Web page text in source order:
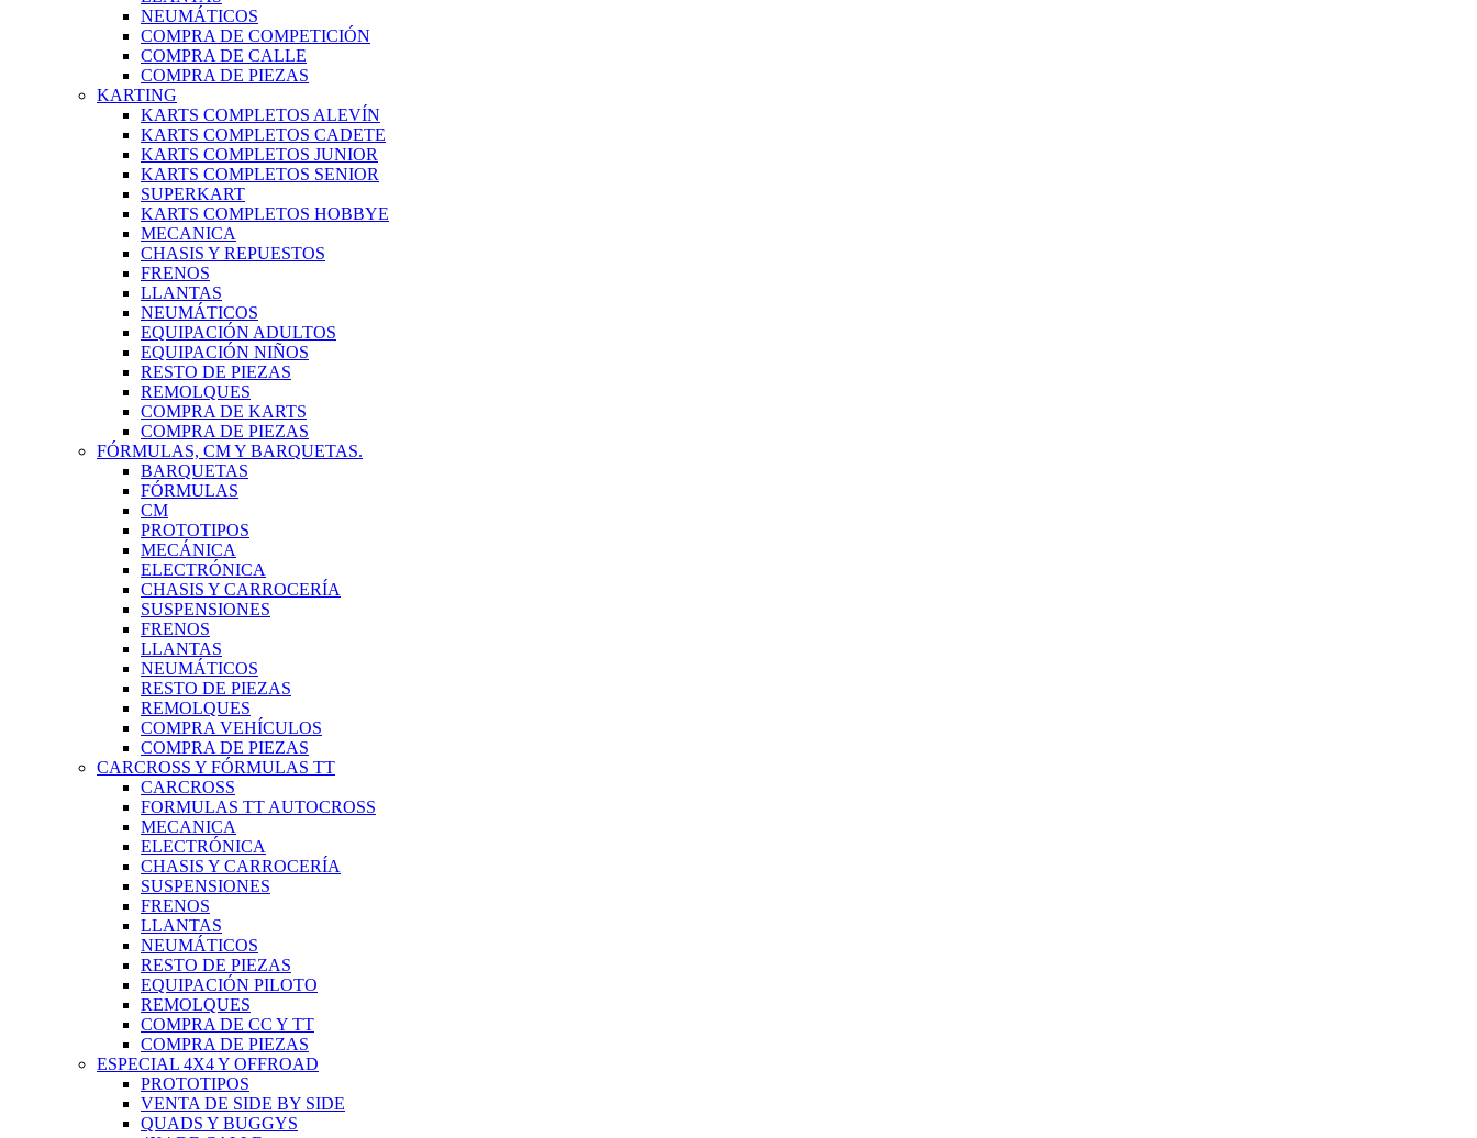
NEUMÁTICOS
COMPRA DE COMPETICIÓN
COMPRA DE CALLE
COMPRA DE PIEZAS
KARTING
KARTS COMPLETOS ALEVÍN
KARTS COMPLETOS CADETE
KARTS COMPLETOS JUNIOR
KARTS COMPLETOS SENIOR
SUPERKART
KARTS COMPLETOS HOBBYE
MECANICA
CHASIS Y REPUESTOS
FRENOS
LLANTAS
NEUMÁTICOS
EQUIPACIÓN ADULTOS
EQUIPACIÓN NIÑOS
RESTO DE PIEZAS
REMOLQUES
COMPRA DE KARTS
COMPRA DE PIEZAS
FÓRMULAS, CM Y BARQUETAS.
BARQUETAS
FÓRMULAS
CM
PROTOTIPOS
MECÁNICA
ELECTRÓNICA
CHASIS Y CARROCERÍA
SUSPENSIONES
FRENOS
LLANTAS
NEUMÁTICOS
RESTO DE PIEZAS
REMOLQUES
COMPRA VEHÍCULOS
COMPRA DE PIEZAS
CARCROSS Y FÓRMULAS TT
CARCROSS
FORMULAS TT AUTOCROSS
MECANICA
ELECTRÓNICA
CHASIS Y CARROCERÍA
SUSPENSIONES
FRENOS
LLANTAS
NEUMÁTICOS
RESTO DE PIEZAS
EQUIPACIÓN PILOTO
REMOLQUES
COMPRA DE CC Y TT
COMPRA DE PIEZAS
ESPECIAL 4X4 Y OFFROAD
PROTOTIPOS
VENTA DE SIDE BY SIDE
QUADS Y BUGGYS